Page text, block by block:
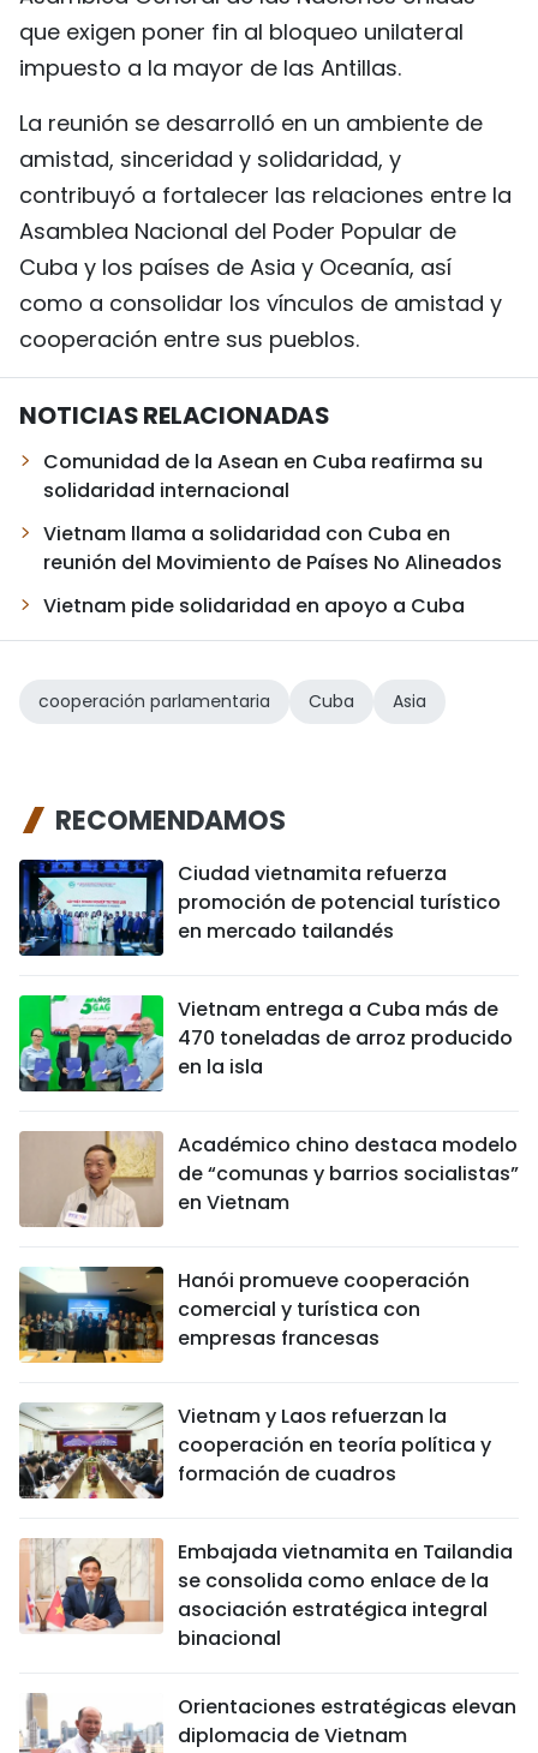
que exigen poner fin al bloqueo unilateral
impuesto a la mayor de las Antillas.
La reunión se desarrolló en un ambiente de
amistad, sinceridad y solidaridad, y
contribuyó a fortalecer las relaciones entre la
Asamblea Nacional del Poder Popular de
Cuba y los países de Asia y Oceanía, así
como a consolidar los vínculos de amistad y
cooperación entre sus pueblos.
NOTICIAS RELACIONADAS
Comunidad de la Asean en Cuba reafirma su
solidaridad internacional
Vietnam llama a solidaridad con Cuba en
reunión del Movimiento de Países No Alineados
Vietnam pide solidaridad en apoyo a Cuba
cooperación parlamentaria Cuba Asia
RECOMENDAMOS
Ciudad vietnamita refuerza
promoción de potencial turístico
en mercado tailandés
Vietnam entrega a Cuba más de
470 toneladas de arroz producido
en la isla
Académico chino destaca modelo
de “comunas y barrios socialistas”
en Vietnam
Hanói promueve cooperación
comercial y turística con
empresas francesas
Vietnam y Laos refuerzan la
cooperación en teoría política y
formación de cuadros
Embajada vietnamita en Tailandia
se consolida como enlace de la
asociación estratégica integral
binacional
Orientaciones estratégicas elevan
diplomacia de Vietnam